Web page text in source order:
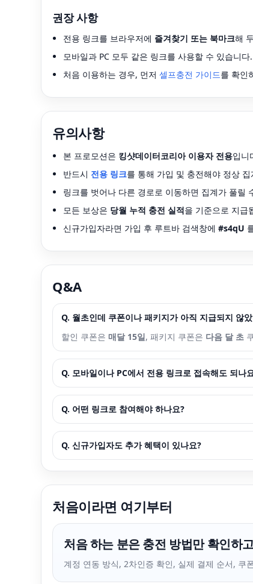
권장 사항
전용 링크를 브라우저에 즐겨찾기 또는 북마크해
모바일과 PC 모두 같은 링크를 사용할 수 있습니다.
처음 이용하는 경우, 먼저 셀프충전 가이드를 확인
유의사항
본 프로모션은 킹샷데이터코리아 이용자 전용입니
반드시 전용 링크를 통해 가입 및 충전해야 정상 집
링크를 벗어나 다른 경로로 이동하면 집계가 풀릴
모든 보상은 당월 누적 충전 실적을 기준으로 지급
신규가입자라면 가입 후 루트바 검색창에 #s4qU
Q&A
Q. 월초인데 쿠폰이나 패키지가 아직 지급되지 않
할인 쿠폰은 매달 15일, 패키지 쿠폰은 다음 달 초
Q. 모바일이나 PC에서 전용 링크로 접속해도 되나
Q. 어떤 링크로 참여해야 하나요?
Q. 신규가입자도 추가 혜택이 있나요?
처음이라면 여기부터
처음 하는 분은 충전 방법만 확인하
계정 연동 방식, 2차인증 확인, 실제 결제 순서, 쿠